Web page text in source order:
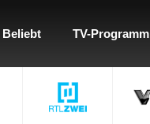
Beliebt TV-Programm